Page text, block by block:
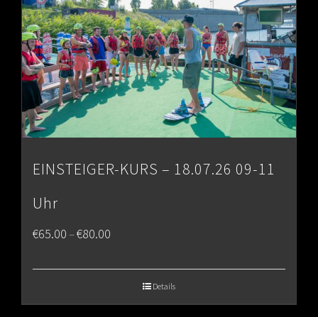
EINSTEIGER-KURS – 18.07.26 09-11
Uhr
€65.00–€80.00
Details